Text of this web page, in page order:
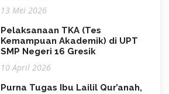
13 Mei 2026
Pelaksanaan TKA (Tes
Kemampuan Akademik) di UPT
SMP Negeri 16 Gresik
10 April 2026
Purna Tugas Ibu Lailil Qur’anah,